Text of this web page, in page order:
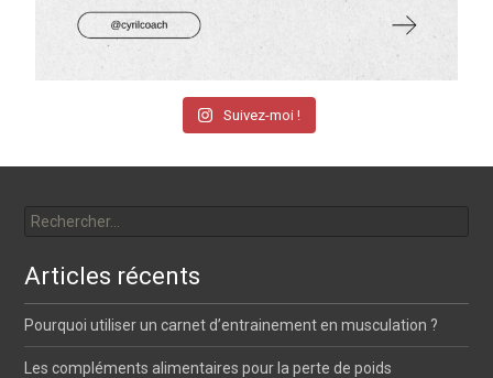
Suivez-moi !
Articles récents
Pourquoi utiliser un carnet d’entrainement en musculation ?
Les compléments alimentaires pour la perte de poids